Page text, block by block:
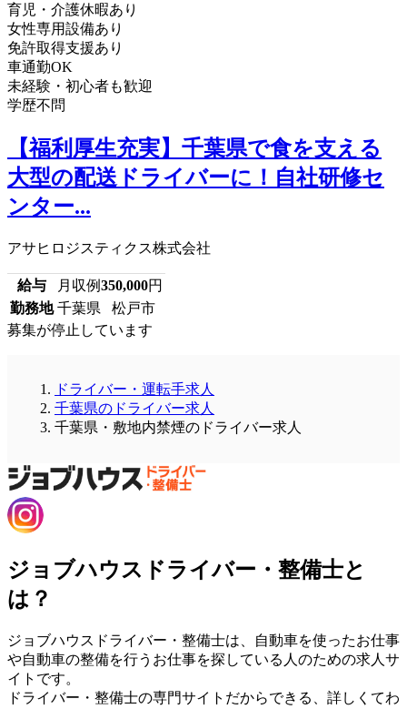
育児・介護休暇あり
女性専用設備あり
免許取得支援あり
車通勤OK
未経験・初心者も歓迎
学歴不問
【福利厚生充実】千葉県で食を支える
大型の配送ドライバーに！自社研修セ
ンター...
アサヒロジスティクス株式会社
給与 月収例350,000円
勤務地 千葉県 松戸市
募集が停止しています
ドライバー・運転手求人
千葉県のドライバー求人
千葉県・敷地内禁煙のドライバー求人
ジョブハウスドライバー・整備士と
は？
ジョブハウスドライバー・整備士は、自動車を使ったお仕事
や自動車の整備を行うお仕事を探している人のための求人サ
イトです。
ドライバー・整備士の専門サイトだからできる、詳しくてわ